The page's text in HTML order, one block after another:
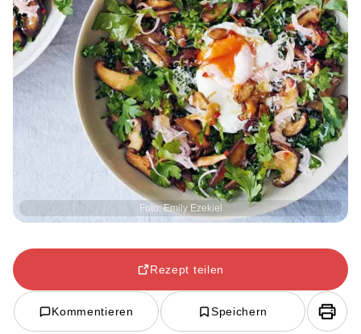
Foto: Emily Ezekiel
Rezept teilen
Kommentieren Speichern